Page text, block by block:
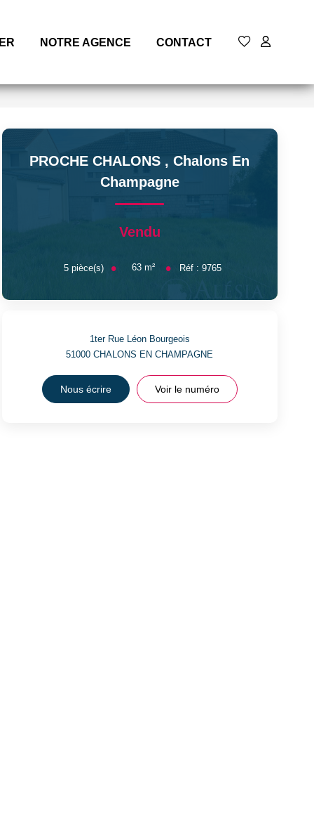
NOTRE AGENCE CONTACT
PROCHE CHALONS ,Chalons En
Champagne
Vendu
5 pièce(s) 63 m² Réf : 9765
1ter Rue Léon Bourgeois
51000CHALONS EN CHAMPAGNE
Nous écrire Voir le numéro